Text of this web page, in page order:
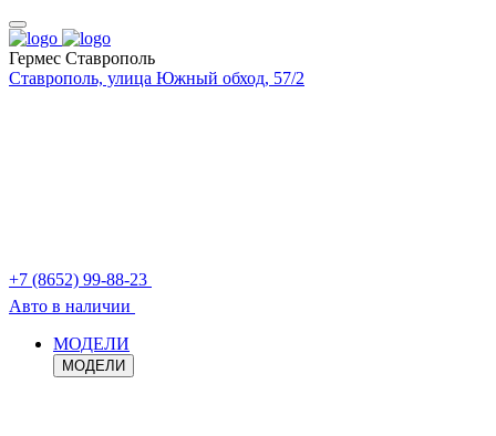
Гермес Ставрополь
Ставрополь, улица Южный обход, 57/2
+7 (8652) 99-88-23
Авто в наличии
МОДЕЛИ
МОДЕЛИ